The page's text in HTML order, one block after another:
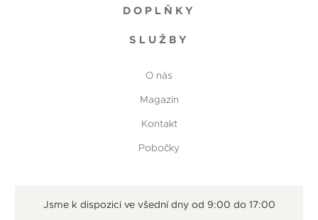
DOPLŇKY
SLUŽBY
O nás
Magazín
Kontakt
Pobočky
Jsme k dispozici ve všední dny od 9:00 do 17:00